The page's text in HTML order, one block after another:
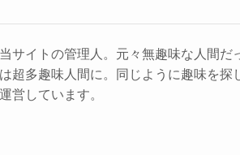
当サイトの管理人。元々無趣味な人間
は超多趣味人間に。同じように趣味を
運営しています。